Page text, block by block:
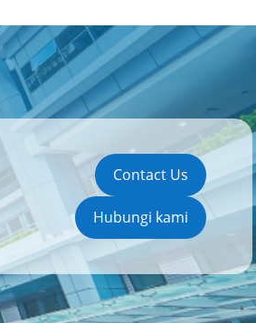
Contact Us
Hubungi kami